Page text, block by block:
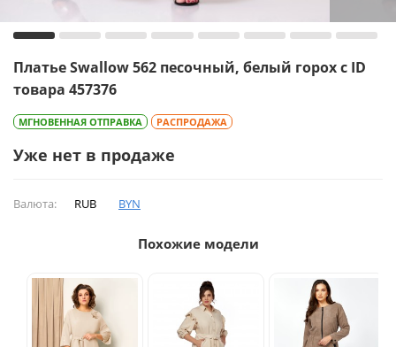
Платье Swallow 562 песочный, белый горох с ID
товара 457376
МГНОВЕННАЯ ОТПРАВКА РАСПРОДАЖА
Уже нет в продаже
Валюта: RUB BYN
Похожие модели